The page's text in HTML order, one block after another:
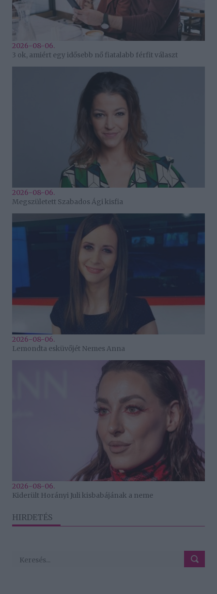
2026-08-06.
3 ok, amiért egy idősebb nő fiatalabb férfit választ
2026-08-06.
Megszületett Szabados Ági kisfia
2026-08-06.
Lemondta esküvőjét Nemes Anna
2026-08-06.
Kiderült Horányi Juli kisbabájának a neme
HIRDETÉS